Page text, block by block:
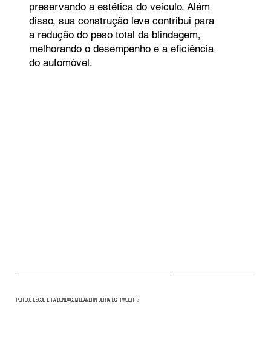
preservando a estética do veículo. Além
disso, sua construção leve contribui para
a redução do peso total da blindagem,
melhorando o desempenho e a eficiência
do automóvel.
POR QUE ESCOLHER A BLINDAGEM LEANDRINI ULTRA-LIGHTWEIGHT?